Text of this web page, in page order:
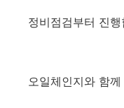
정비점검부터 진
오일체인지와 함께